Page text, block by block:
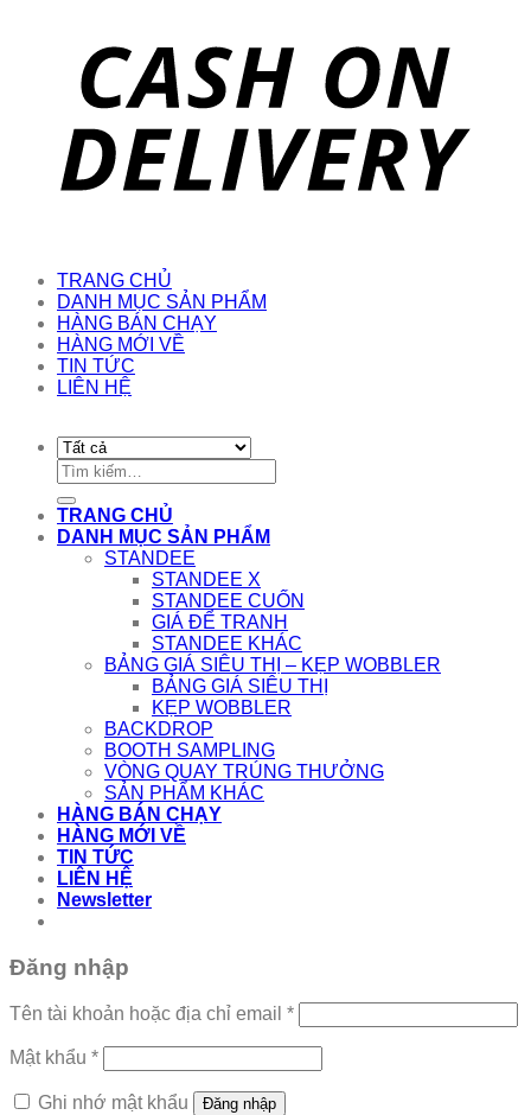
TRANG CHỦ
DANH MỤC SẢN PHẨM
HÀNG BÁN CHẠY
HÀNG MỚI VỀ
TIN TỨC
LIÊN HỆ
Tìm
kiếm:
TRANG CHỦ
DANH MỤC SẢN PHẨM
STANDEE
STANDEE X
STANDEE CUỐN
GIÁ ĐỂ TRANH
STANDEE KHÁC
BẢNG GIÁ SIÊU THỊ – KẸP WOBBLER
BẢNG GIÁ SIÊU THỊ
KẸP WOBBLER
BACKDROP
BOOTH SAMPLING
VÒNG QUAY TRÚNG THƯỞNG
SẢN PHẨM KHÁC
HÀNG BÁN CHẠY
HÀNG MỚI VỀ
TIN TỨC
LIÊN HỆ
Newsletter
Đăng nhập
Tên tài khoản hoặc địa chỉ email *Bắt
buộc
Mật khẩu *Bắt
buộc
Ghi nhớ mật khẩu
Đăng nhập